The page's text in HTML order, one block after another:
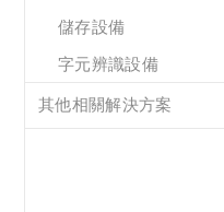
儲存設備
字元辨識設備
其他相關解決方案